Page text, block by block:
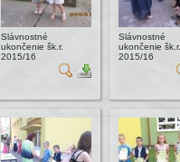
Slávnostné
ukončenie šk.r.
2015/16
Slávnostné
ukončenie šk.r.
2015/16